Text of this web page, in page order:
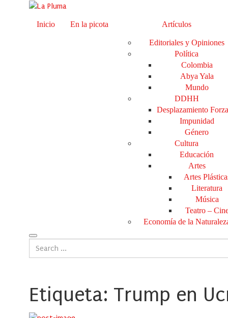
Inicio En la picota Artículos
Editoriales y Opiniones
Política
Colombia
Abya Yala
Mundo
DDHH
Desplazamiento
Impunidad
Género
Cultura
Educación
Artes
Artes
Literatura
Música
Teatro –
Economía de la
Etiqueta: Trump en